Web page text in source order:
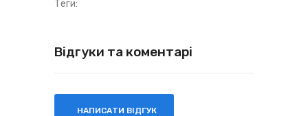
Теги:
Відгуки та коментарі
НАПИСАТИ ВІДГУК